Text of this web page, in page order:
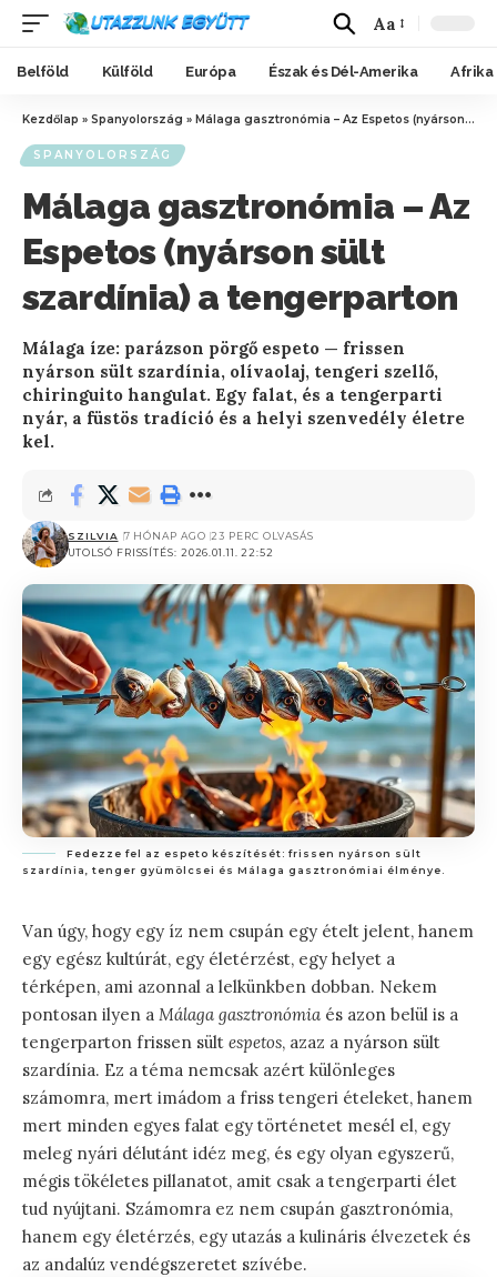
Aa
Belföld Külföld Európa Észak és Dél-Amerika Afrika
Kezdőlap » Spanyolország » Málaga gasztronómia – Az Espetos (nyárson sült szardínia) a tengerparton
SPANYOLORSZÁG
Málaga gasztronómia – Az
Espetos (nyárson sült
szardínia) a tengerparton
Málaga íze: parázson pörgő espeto — frissen
nyárson sült szardínia, olívaolaj, tengeri szellő,
chiringuito hangulat. Egy falat, és a tengerparti
nyár, a füstös tradíció és a helyi szenvedély életre
kel.
UTOLSÓ FRISSÍTÉS: 2026.01.11. 22:52
SZILVIA 7 HÓNAP AGO 23 PERC OLVASÁS
Fedezze fel az espeto készítését: frissen nyárson sült
szardínia, tenger gyümölcsei és Málaga gasztronómiai élménye.
Van úgy, hogy egy íz nem csupán egy ételt jelent, hanem
egy egész kultúrát, egy életérzést, egy helyet a
térképen, ami azonnal a lelkünkben dobban. Nekem
pontosan ilyen a Málaga gasztronómia és azon belül is a
tengerparton frissen sült espetos, azaz a nyárson sült
szardínia. Ez a téma nemcsak azért különleges
számomra, mert imádom a friss tengeri ételeket, hanem
mert minden egyes falat egy történetet mesél el, egy
meleg nyári délutánt idéz meg, és egy olyan egyszerű,
mégis tökéletes pillanatot, amit csak a tengerparti élet
tud nyújtani. Számomra ez nem csupán gasztronómia,
hanem egy életérzés, egy utazás a kulináris élvezetek és
az andalúz vendégszeretet szívébe.